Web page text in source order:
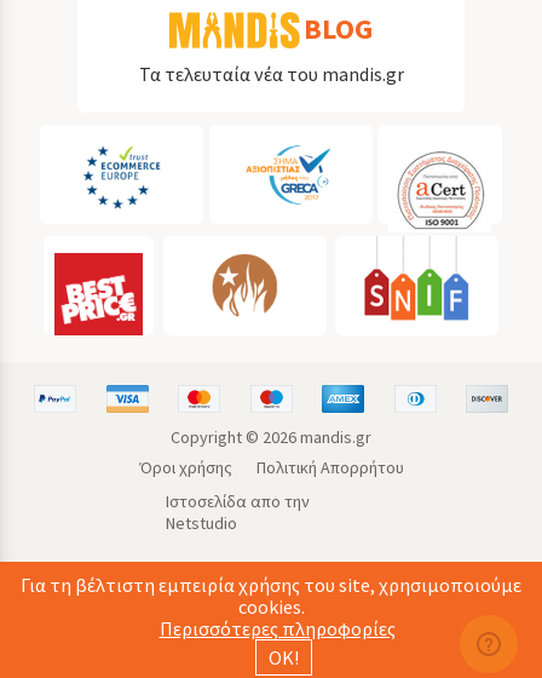
BLOG
Τα τελευταία νέα του mandis.gr
Copyright © 2026mandis.gr
Όροι χρήσης
Πολιτική Απορρήτου
Ιστοσελίδα απο την
Netstudio
Για τη βέλτιστη εμπειρία χρήσης του site, χρησιμοποιούμε
cookies.
Περισσότερες πληροφορίες
ΟΚ!